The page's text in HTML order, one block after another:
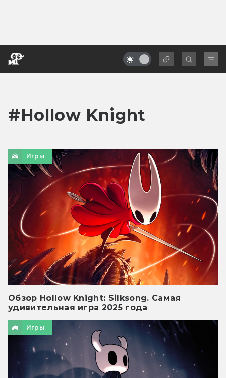
#Hollow Knight
Игры
Обзор Hollow Knight: Silksong. Самая
удивительная игра 2025 года
Игры